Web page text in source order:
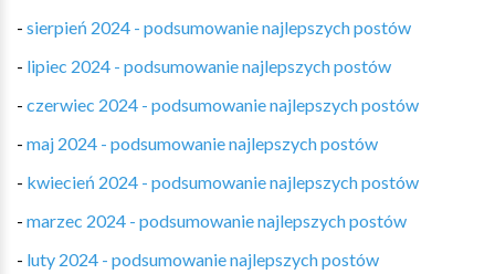
- sierpień 2024 - podsumowanie najlepszych postów
- lipiec 2024 - podsumowanie najlepszych postów
- czerwiec 2024 - podsumowanie najlepszych postów
- maj 2024 - podsumowanie najlepszych postów
- kwiecień 2024 - podsumowanie najlepszych postów
- marzec 2024 - podsumowanie najlepszych postów
- luty 2024 - podsumowanie najlepszych postów